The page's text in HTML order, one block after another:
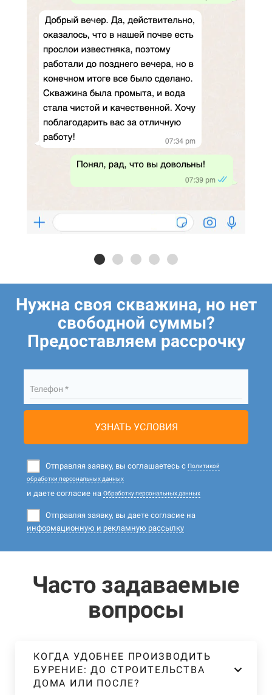
Нужна своя скважина, но нет
свободной суммы?
Предоставляем рассрочку
Телефон *
УЗНАТЬ УСЛОВИЯ
Отправляя заявку, вы соглашаетесь с Политикой
обработки персональных данных
и даете согласие на Обработку персональных данных
Отправляя заявку, вы даете согласие на
информационную и рекламную рассылку
Часто задаваемые
вопросы
КОГДА УДОБНЕЕ ПРОИЗВОДИТЬ
БУРЕНИЕ: ДО СТРОИТЕЛЬСТВА
ДОМА ИЛИ ПОСЛЕ?